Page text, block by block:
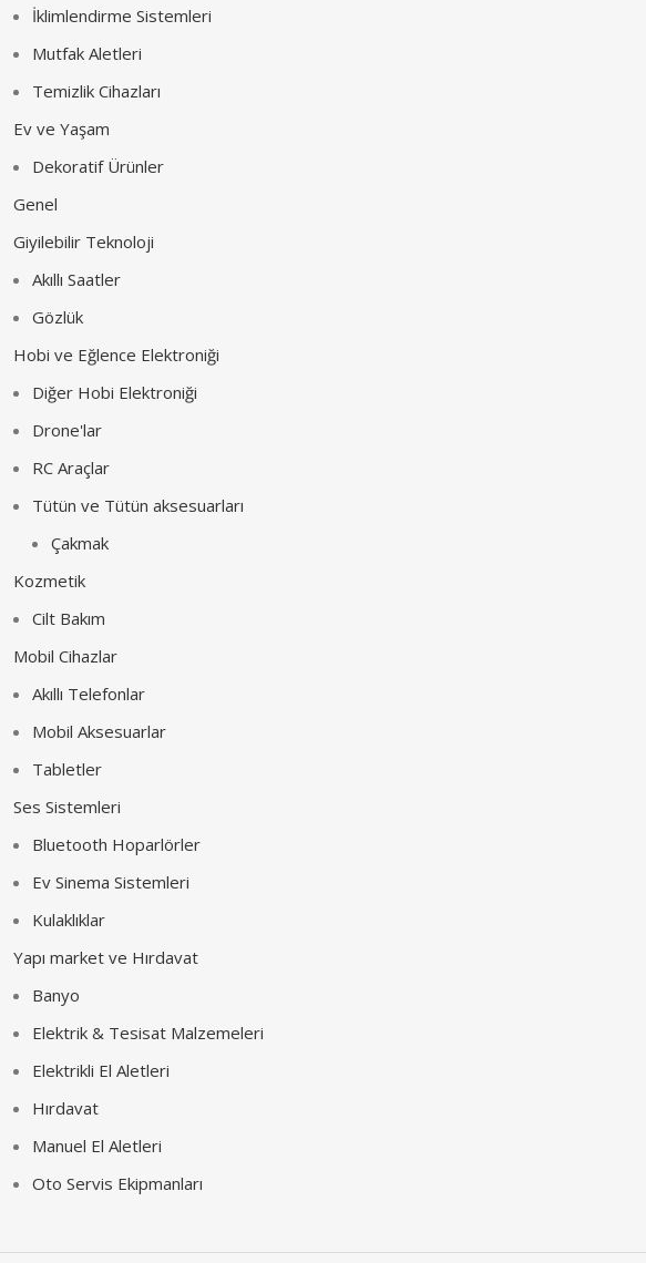
İklimlendirme Sistemleri
Mutfak Aletleri
Temizlik Cihazları
Ev ve Yaşam
Dekoratif Ürünler
Genel
Giyilebilir Teknoloji
Akıllı Saatler
Gözlük
Hobi ve Eğlence Elektroniği
Diğer Hobi Elektroniği
Drone'lar
RC Araçlar
Tütün ve Tütün aksesuarları
Çakmak
Kozmetik
Cilt Bakım
Mobil Cihazlar
Akıllı Telefonlar
Mobil Aksesuarlar
Tabletler
Ses Sistemleri
Bluetooth Hoparlörler
Ev Sinema Sistemleri
Kulaklıklar
Yapı market ve Hırdavat
Banyo
Elektrik & Tesisat Malzemeleri
Elektrikli El Aletleri
Hırdavat
Manuel El Aletleri
Oto Servis Ekipmanları